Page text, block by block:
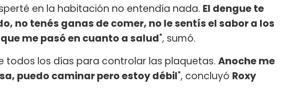
en la habitación no entendía nada. El dengue te
no tenés ganas de comer, no le sentís el sabor a los
me pasó en cuanto a salud", sumó.
todos los días para controlar las plaquetas. Anoche me
puedo caminar pero estoy débil", concluyó Roxy